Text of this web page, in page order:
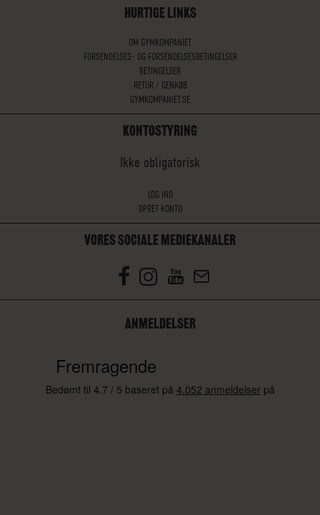
HURTIGE LINKS
OM GYMKOMPANIET
FORSENDELSES- OG FORSENDELSESBETINGELSER
BETINGELSER
RETUR / GENKØB
GYMKOMPANIET.SE
KONTOSTYRING
Ikke obligatorisk
LOG IND
OPRET KONTO
VORES SOCIALE MEDIEKANALER
ANMELDELSER